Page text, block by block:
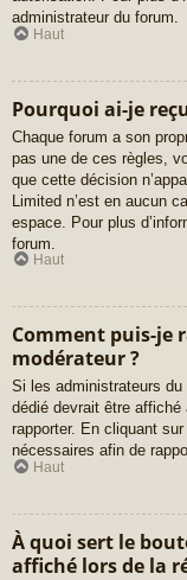
administrateur du forum.
Haut
Pourquoi ai-je
Chaque forum a son
pas une de ces règles,
que cette décision
Limited n’est en aucun
espace. Pour plus
forum.
Haut
Comment puis-je
modérateur ?
Si les administrateurs
dédié devrait être
rapporter. En cliquant
nécessaires afin de
Haut
À quoi sert le
affiché lors de la